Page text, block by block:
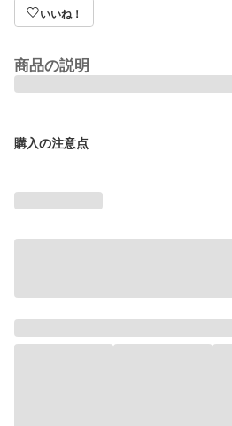
いいね！
商品の説明
購入の注意点